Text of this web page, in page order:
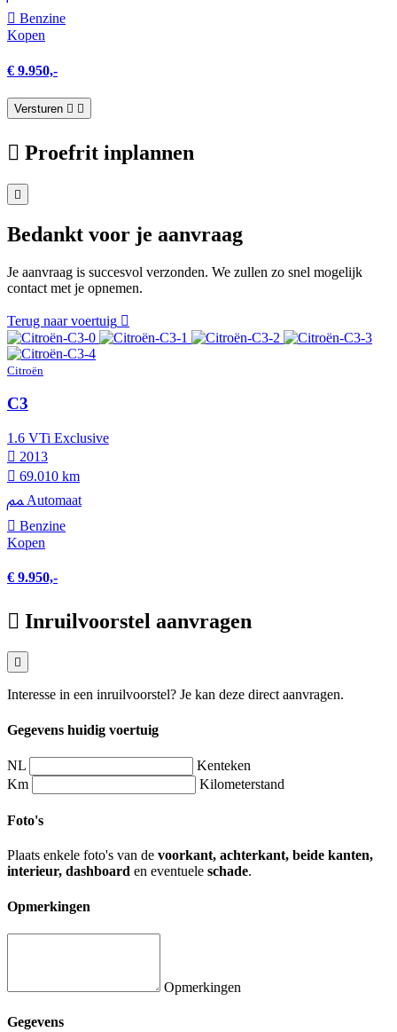
Benzine
Kopen
€ 9.950,-
Versturen
Proefrit inplannen
Bedankt voor je aanvraag
Je aanvraag is succesvol verzonden. We zullen zo snel mogelijk
contact met je opnemen.
Terug naar voertuig
Citroën
C3
1.6 VTi Exclusive
2013
69.010 km
Automaat
Benzine
Kopen
€ 9.950,-
Inruilvoorstel aanvragen
Interesse in een inruilvoorstel? Je kan deze direct aanvragen.
Gegevens huidig voertuig
NL
Kenteken
Km
Kilometerstand
Foto's
Plaats enkele foto's van de voorkant, achterkant, beide kanten,
interieur, dashboard en eventuele schade.
Opmerkingen
Opmerkingen
Gegevens